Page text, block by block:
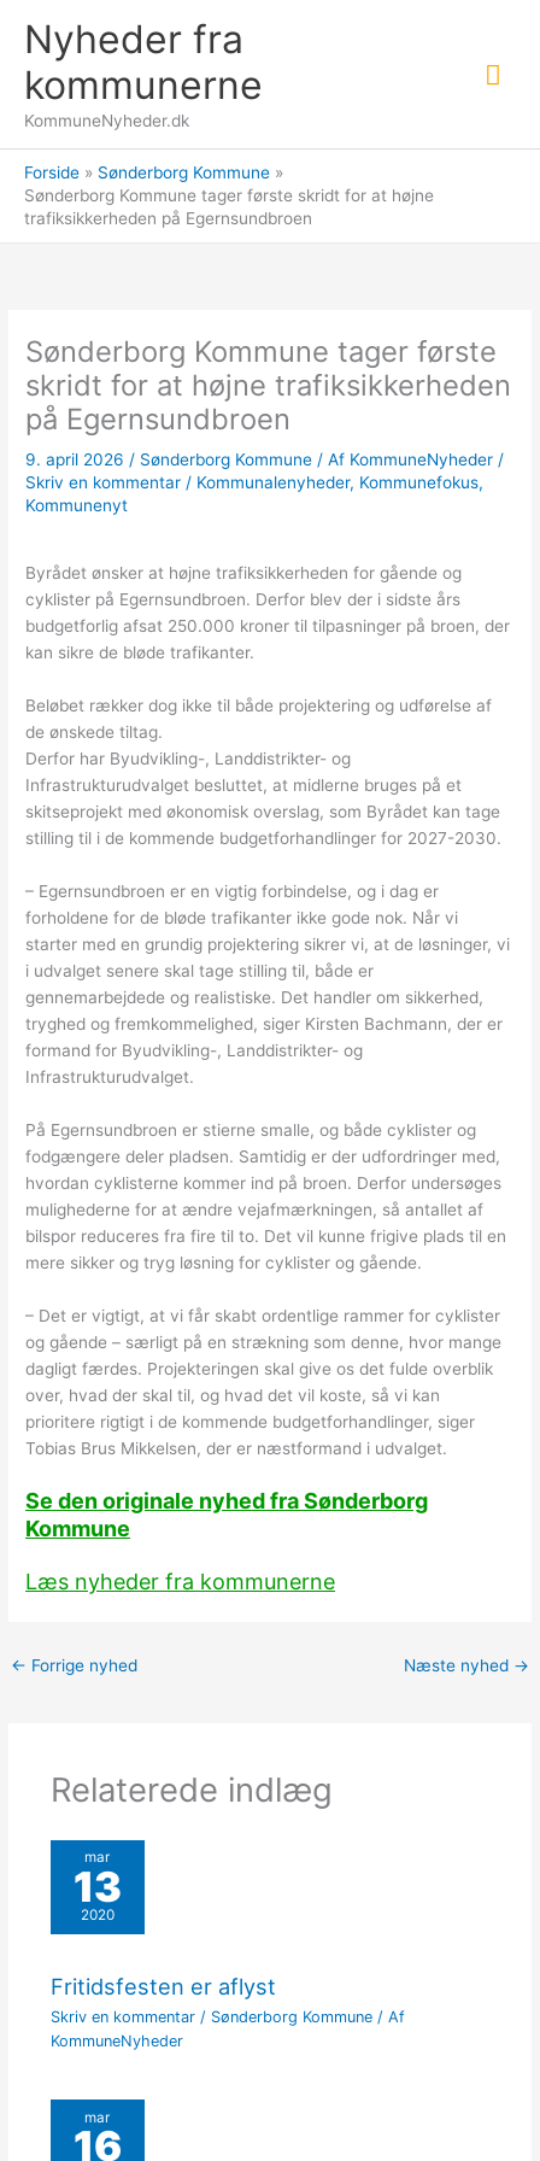
indholdet
Nyheder fra
kommunerne
KommuneNyheder.dk
Forside
Sønderborg Kommune
Sønderborg Kommune tager første skridt for at højne
trafiksikkerheden på Egernsundbroen
Sønderborg Kommune tager første
skridt for at højne trafiksikkerheden
på Egernsundbroen
9. april 2026 / Sønderborg Kommune / Af KommuneNyheder /
Skriv en kommentar / Kommunalenyheder, Kommunefokus,
Kommunenyt
Byrådet ønsker at højne trafiksikkerheden for gående og
cyklister på Egernsundbroen. Derfor blev der i sidste års
budgetforlig afsat 250.000 kroner til tilpasninger på broen, der
kan sikre de bløde trafikanter.
Beløbet rækker dog ikke til både projektering og udførelse af
de ønskede tiltag.
Derfor har Byudvikling-, Landdistrikter- og
Infrastrukturudvalget besluttet, at midlerne bruges på et
skitseprojekt med økonomisk overslag, som Byrådet kan tage
stilling til i de kommende budgetforhandlinger for 2027-2030.
– Egernsundbroen er en vigtig forbindelse, og i dag er
forholdene for de bløde trafikanter ikke gode nok. Når vi
starter med en grundig projektering sikrer vi, at de løsninger, vi
i udvalget senere skal tage stilling til, både er
gennemarbejdede og realistiske. Det handler om sikkerhed,
tryghed og fremkommelighed, siger Kirsten Bachmann, der er
formand for Byudvikling-, Landdistrikter- og
Infrastrukturudvalget.
På Egernsundbroen er stierne smalle, og både cyklister og
fodgængere deler pladsen. Samtidig er der udfordringer med,
hvordan cyklisterne kommer ind på broen. Derfor undersøges
mulighederne for at ændre vejafmærkningen, så antallet af
bilspor reduceres fra fire til to. Det vil kunne frigive plads til en
mere sikker og tryg løsning for cyklister og gående.
– Det er vigtigt, at vi får skabt ordentlige rammer for cyklister
og gående – særligt på en strækning som denne, hvor mange
dagligt færdes. Projekteringen skal give os det fulde overblik
over, hvad der skal til, og hvad det vil koste, så vi kan
prioritere rigtigt i de kommende budgetforhandlinger, siger
Tobias Brus Mikkelsen, der er næstformand i udvalget.
Se den originale nyhed fra Sønderborg
Kommune
Læs nyheder fra kommunerne
← Forrige nyhed Næste nyhed →
Relaterede indlæg
mar
13
2020
Fritidsfesten er aflyst
Skriv en kommentar / Sønderborg Kommune/ Af
KommuneNyheder
mar
16